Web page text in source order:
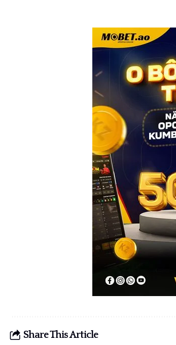
Share This Article